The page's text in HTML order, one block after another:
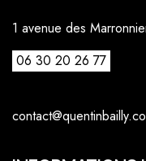
1 avenue des
06 30 20 26 77